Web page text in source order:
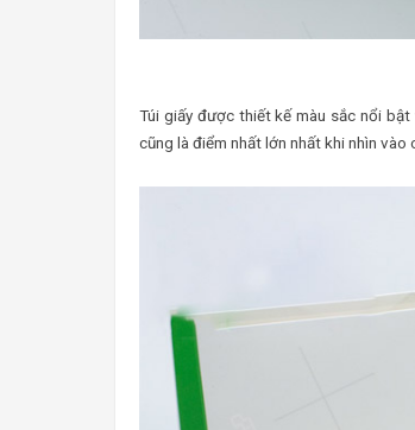
Túi giấy được thiết kế màu sắc nổi
cũng là điểm nhất lớn nhất khi nhìn vào